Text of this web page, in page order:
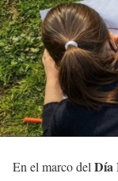
En el marco del Día